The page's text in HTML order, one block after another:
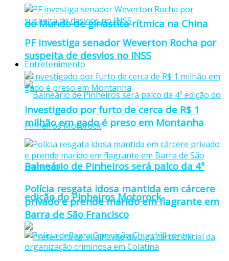
do Mundo de ginástica rítmica na China
Entretenimento
Balneário de Pinheiros será palco da 4ª
edição do Pinheiros Motorock
PF investiga senador Weverton Rocha por
suspeita de desvios no INSS
Investigado por furto de cerca de R$ 1
milhão em gado é preso em Montanha
Polícia resgata idosa mantida em cárcere
privado e prende marido em flagrante em
Barra de São Francisco